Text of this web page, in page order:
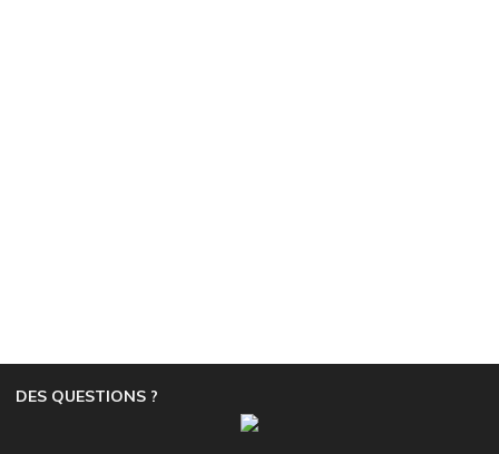
DES QUESTIONS ?